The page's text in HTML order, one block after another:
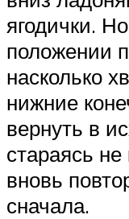
ягодички.
положении
насколько
нижние
вернуть в
стараясь не
вновь
сначала.